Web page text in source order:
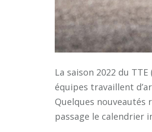
La saison 2022 du
équipes travaillent
Quelques nouveautés
passage le calendrier